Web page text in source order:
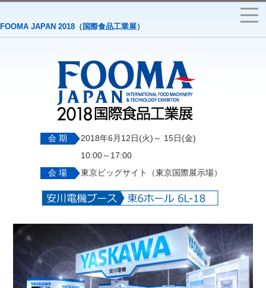
FOOMA JAPAN 2018（国際食品工業展）
会 期
2018年6月12日(火)～ 15日(金)
10:00～17:00
会 場
東京ビッグサイト（東京国際展示場）